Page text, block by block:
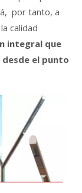
por tanto, a
calidad
integral que
el punto